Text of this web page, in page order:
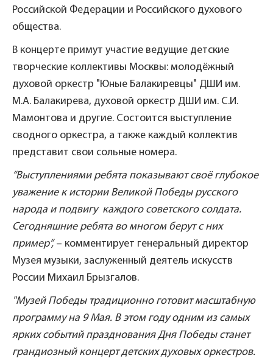
Российской Федерации и Российского духового
общества.
В концерте примут участие ведущие детские
творческие коллективы Москвы: молодёжный
духовой оркестр "Юные Балакиревцы" ДШИ им.
М.А. Балакирева, духовой оркестр ДШИ им. С.И.
Мамонтова и другие. Состоится выступление
сводного оркестра, а также каждый коллектив
представит свои сольные номера.
“Выступлениями ребята показывают своё глубокое
уважение к истории Великой Победы русского
народа и подвигу каждого советского солдата.
Сегодняшние ребята во многом берут с них
пример”,– комментирует генеральный директор
Музея музыки, заслуженный деятель искусств
России Михаил Брызгалов.
"Музей Победы традиционно готовит масштабную
программу на 9 Мая. В этом году одним из самых
ярких событий празднования Дня Победы станет
грандиозный концерт детских духовых оркестров.